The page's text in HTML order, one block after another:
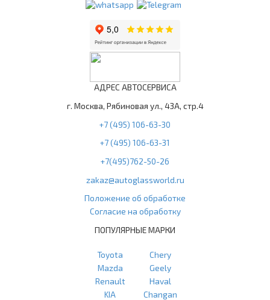
АДРЕС АВТОСЕРВИСА
г. Москва, Рябиновая ул., 43А, стр.4
+7 (495) 106-63-30
+7 (495) 106-63-31
+7(495)762-50-26
zakaz@autoglassworld.ru
Положение об обработке
Согласие на обработку
ПОПУЛЯРНЫЕ МАРКИ
Toyota
Mazda
Renault
KIA
Chery
Geely
Haval
Changan